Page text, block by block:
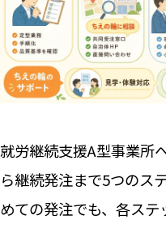
就労継続支援A型事業所
ら継続発注まで5つのス
めての発注でも、各ス